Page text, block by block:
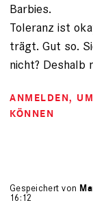
Barbies.
Toleranz ist
trägt. Gut so.
nicht? Deshalb
ANMELDEN,
KÖNNEN
Gespeichert von
16:12